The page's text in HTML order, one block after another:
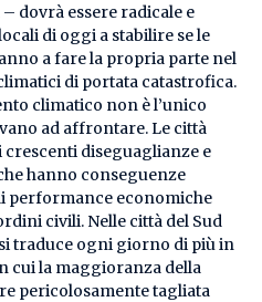
dovrà essere radicale e
di oggi a stabilire se le
a fare la propria parte nel
di portata catastrofica.
climatico non è l’unico
ad affrontare. Le città
diseguaglianze e
hanno conseguenze
performance economiche
civili. Nelle città del Sud
traduce ogni giorno di più in
cui la maggioranza della
pericolosamente tagliata